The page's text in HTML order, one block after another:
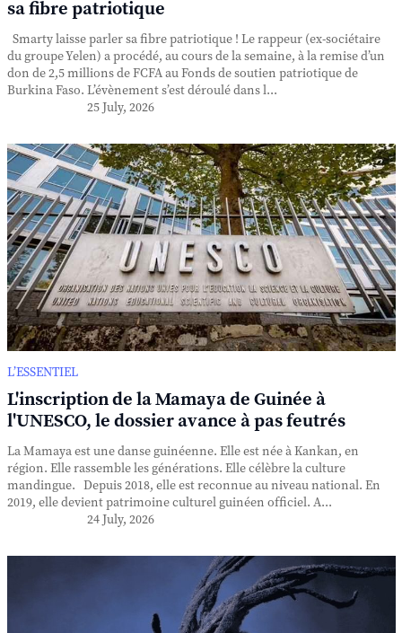
sa fibre patriotique
Smarty laisse parler sa fibre patriotique ! Le rappeur (ex-sociétaire
du groupe Yelen) a procédé, au cours de la semaine, à la remise d’un
don de 2,5 millions de FCFA au Fonds de soutien patriotique de
Burkina Faso. L’évènement s’est déroulé dans l...
25 July, 2026
L’ESSENTIEL
L'inscription de la Mamaya de Guinée à
l'UNESCO, le dossier avance à pas feutrés
La Mamaya est une danse guinéenne. Elle est née à Kankan, en
région. Elle rassemble les générations. Elle célèbre la culture
mandingue. Depuis 2018, elle est reconnue au niveau national. En
2019, elle devient patrimoine culturel guinéen officiel. A...
24 July, 2026